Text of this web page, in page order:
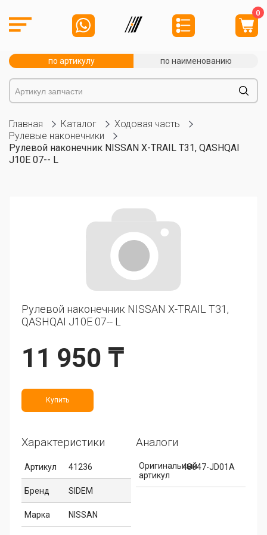
0
по артикулу по наименованию
Главная Каталог
Ходовая часть
Рулевые наконечники
Рулевой наконечник NISSAN X-TRAIL T31, QASHQAI
J10E 07-- L
Рулевой наконечник NISSAN X-TRAIL T31,
QASHQAI J10E 07-- L
11 950 ₸
Купить
Характеристики
Артикул 41236
Бренд SIDEM
Марка NISSAN
Аналоги
Оригинальный
артикул
48647-JD01A